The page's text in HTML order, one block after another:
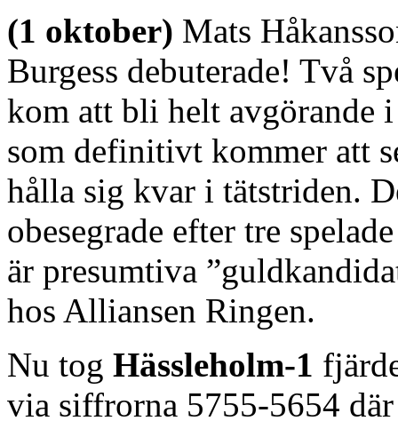
(1 oktober) Mats
Burgess debuterade! Två
kom att bli helt avgörande
som definitivt kommer att
hålla sig kvar i tätstriden.
obesegrade efter tre
är presumtiva
hos Alliansen Ringen.
Nu tog Hässleholm-1
via siffrorna 5755-5654